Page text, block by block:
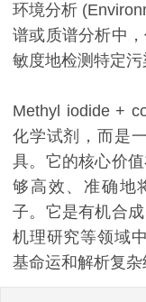
环境分析
谱或质谱分析中
敏度地检测特定污
Methyl iodide +
化学试剂，而是
具。它的核心价
够高效、准确地
子。它是有机合
机理研究等领域
基命运和解析复杂